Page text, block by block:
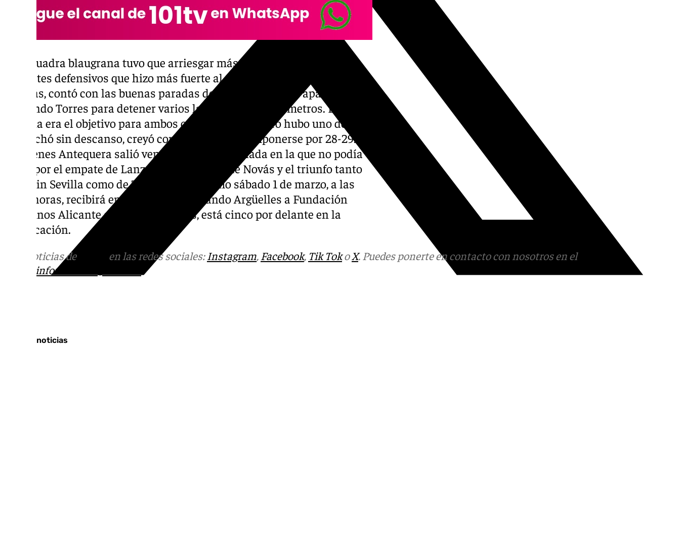
La escuadra blaugrana tuvo que arriesgar más y eso le hizo cometer
despistes defensivos que hizo más fuerte al cuadro antequerano que,
además, contó con las buenas paradas de Pepe Martín y la aparición de
Fernando Torres para detener varios lanzamientos de 7 metros. La
victoria era el objetivo para ambos contendientes, pero hubo uno de ellos
que luchó sin descanso, creyó con fuerza y pudo imponerse por 28-29. El
Dólmenes Antequera salió vencedor en una jornada en la que no podía
fallar por el empate de Lanzarote, la derrota de Novás y el triunfo tanto
de Proin Sevilla como de Zarautz. El próximo sábado 1 de marzo, a las
18:30 horas, recibirá en el Pabellón Fernando Argüelles a Fundación
Agustinos Alicante que, con 16 puntos, está cinco por delante en la
clasificación.
Más noticias de en las redes sociales: Instagram, Facebook, Tik TokoX. Puedes ponerte en contacto con nosotros en el
informativos@101tv.es
Últimas noticias